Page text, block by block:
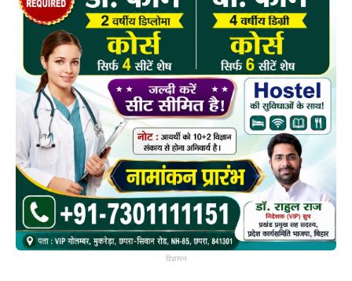
विज्ञापन